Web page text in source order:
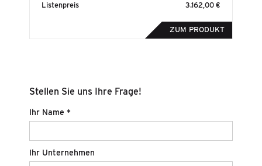
Listenpreis 3.162,00 €
ZUM PRODUKT
Stellen Sie uns Ihre Frage!
Ihr Name *
Ihr Unternehmen